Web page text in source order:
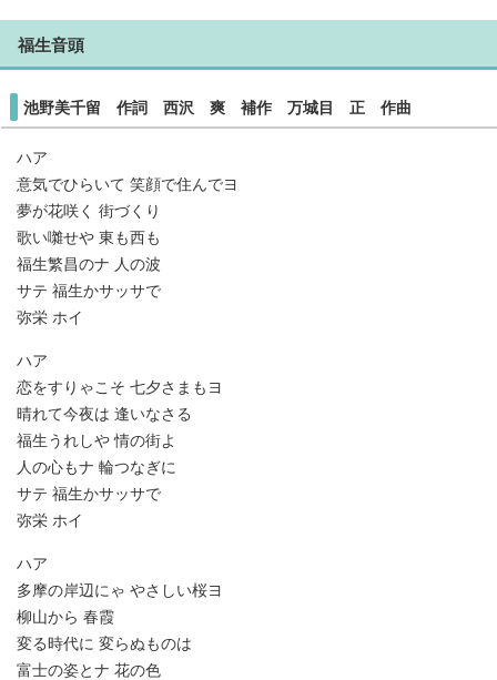
福生音頭
池野美千留 作詞 西沢 爽 補作 万城目 正 作曲
ハア
意気でひらいて 笑顔で住んでヨ
夢が花咲く 街づくり
歌い囃せや 東も西も
福生繁昌のナ 人の波
サテ 福生かサッサで
弥栄 ホイ
ハア
恋をすりゃこそ 七夕さまもヨ
晴れて今夜は 逢いなさる
福生うれしや 情の街よ
人の心もナ 輪つなぎに
サテ 福生かサッサで
弥栄 ホイ
ハア
多摩の岸辺にゃ やさしい桜ヨ
柳山から 春霞
変る時代に 変らぬものは
富士の姿とナ 花の色